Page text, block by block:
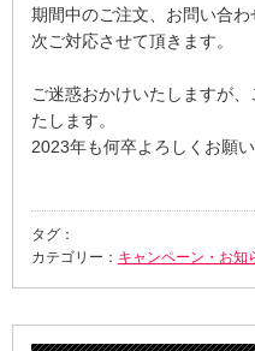
期間中のご注文、お問い合
次ご対応させて頂きます。
ご迷惑おかけいたしますが
たします。
2023年も何卒よろしくお願い
タグ：
カテゴリー： キャンペーン・お知